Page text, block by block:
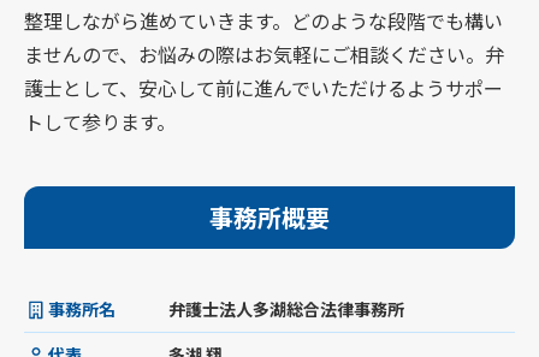
整理しながら進めていきます。どのような段階でも構い
ませんので、お悩みの際はお気軽にご相談ください。弁
護士として、安心して前に進んでいただけるようサポー
トして参ります。
事務所概要
事務所名
弁護士法人多湖総合法律事務所